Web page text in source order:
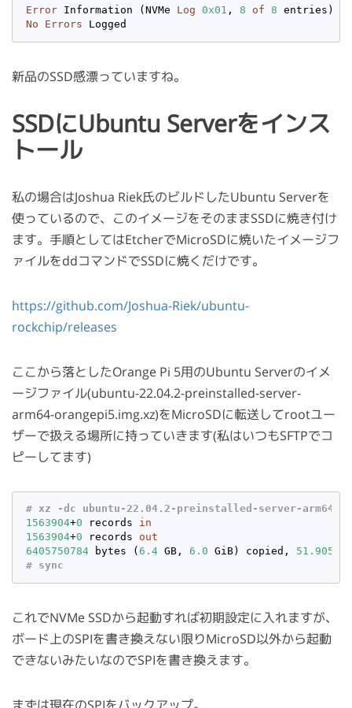
Error Information (NVMe Log 0x01 , 8 of 8
No
Errors
新品のSSD感漂っていますね。
SSDにUbuntu Serverをインス
トール
私の場合はJoshua Riek氏のビルドしたUbuntu Serverを
使っているので、このイメージをそのままSSDに焼き付け
ます。手順としてはEtcherでMicroSDに焼いたイメージフ
ァイルをddコマンドでSSDに焼くだけです。
https://github.com/Joshua-Riek/ubuntu-
rockchip/releases
ここから落としたOrange Pi 5用のUbuntu Serverのイメ
ージファイル(ubuntu-22.04.2-preinstalled-server-
arm64-orangepi5.img.xz)をMicroSDに転送してrootユー
ザーで扱える場所に持っていきます(私はいつもSFTPでコ
ピーしてます)
# xz -dc ubuntu-22.04.2-preinstalled-server-arm64-
1563904+0 records in
1563904+0 records out
6405750784 bytes ( 6.4 GB, 6.0 GiB) copied, 51.9053
# sync
これでNVMe SSDから起動すれば初期設定に入れますが、
ボード上のSPIを書き換えない限りMicroSD以外から起動
できないみたいなのでSPIを書き換えます。
まずは現在のSPIをバックアップ。